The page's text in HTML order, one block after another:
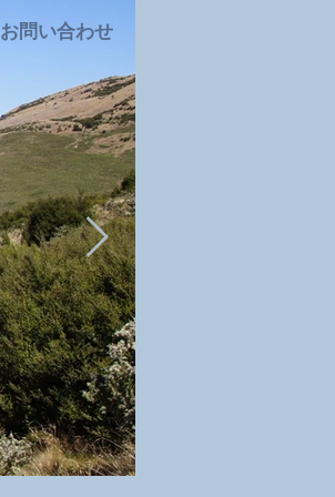
お問い合わせ